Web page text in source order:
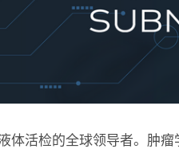
活检的全球领导者。肿瘤